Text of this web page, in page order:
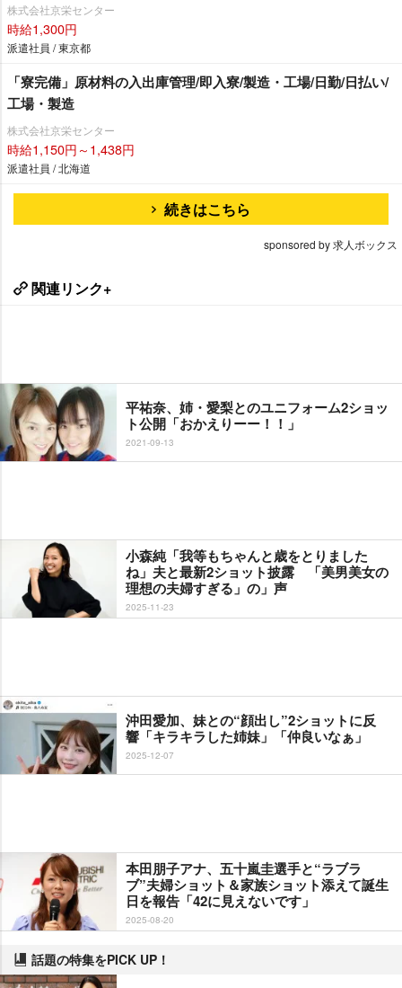
株式会社京栄センター
時給1,300円
派遣社員 / 東京都
「寮完備」原材料の入出庫管理/即入寮/製造・工場/日勤/日払い/
工場・製造
株式会社京栄センター
時給1,150円～1,438円
派遣社員 / 北海道
続きはこちら
sponsored by 求人ボックス
関連リンク+
平祐奈、姉・愛梨とのユニフォーム2ショッ
ト公開「おかえりーー！！」
2021-09-13
小森純「我等もちゃんと歳をとりました
ね」夫と最新2ショット披露 「美男美女の
理想の夫婦すぎる」の」声
2025-11-23
沖田愛加、妹との“顔出し”2ショットに反
響「キラキラした姉妹」「仲良いなぁ」
2025-12-07
本田朋子アナ、五十嵐圭選手と“ラブラ
ブ”夫婦ショット＆家族ショット添えて誕生
日を報告「42に見えないです」
2025-08-20
話題の特集をPICK UP！